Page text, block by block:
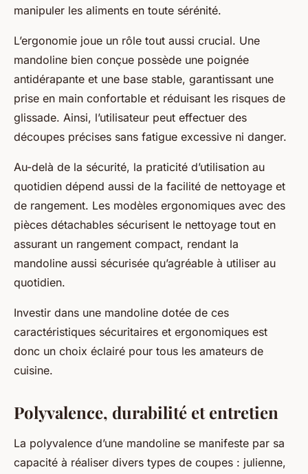
manipuler les aliments en toute sérénité.
L’ergonomie joue un rôle tout aussi crucial. Une
mandoline bien conçue possède une poignée
antidérapante et une base stable, garantissant une
prise en main confortable et réduisant les risques de
glissade. Ainsi, l’utilisateur peut effectuer des
découpes précises sans fatigue excessive ni danger.
Au-delà de la sécurité, la praticité d’utilisation au
quotidien dépend aussi de la facilité de nettoyage et
de rangement. Les modèles ergonomiques avec des
pièces détachables sécurisent le nettoyage tout en
assurant un rangement compact, rendant la
mandoline aussi sécurisée qu’agréable à utiliser au
quotidien.
Investir dans une mandoline dotée de ces
caractéristiques sécuritaires et ergonomiques est
donc un choix éclairé pour tous les amateurs de
cuisine.
Polyvalence, durabilité et entretien
La polyvalence d’une mandoline se manifeste par sa
capacité à réaliser divers types de coupes : julienne,